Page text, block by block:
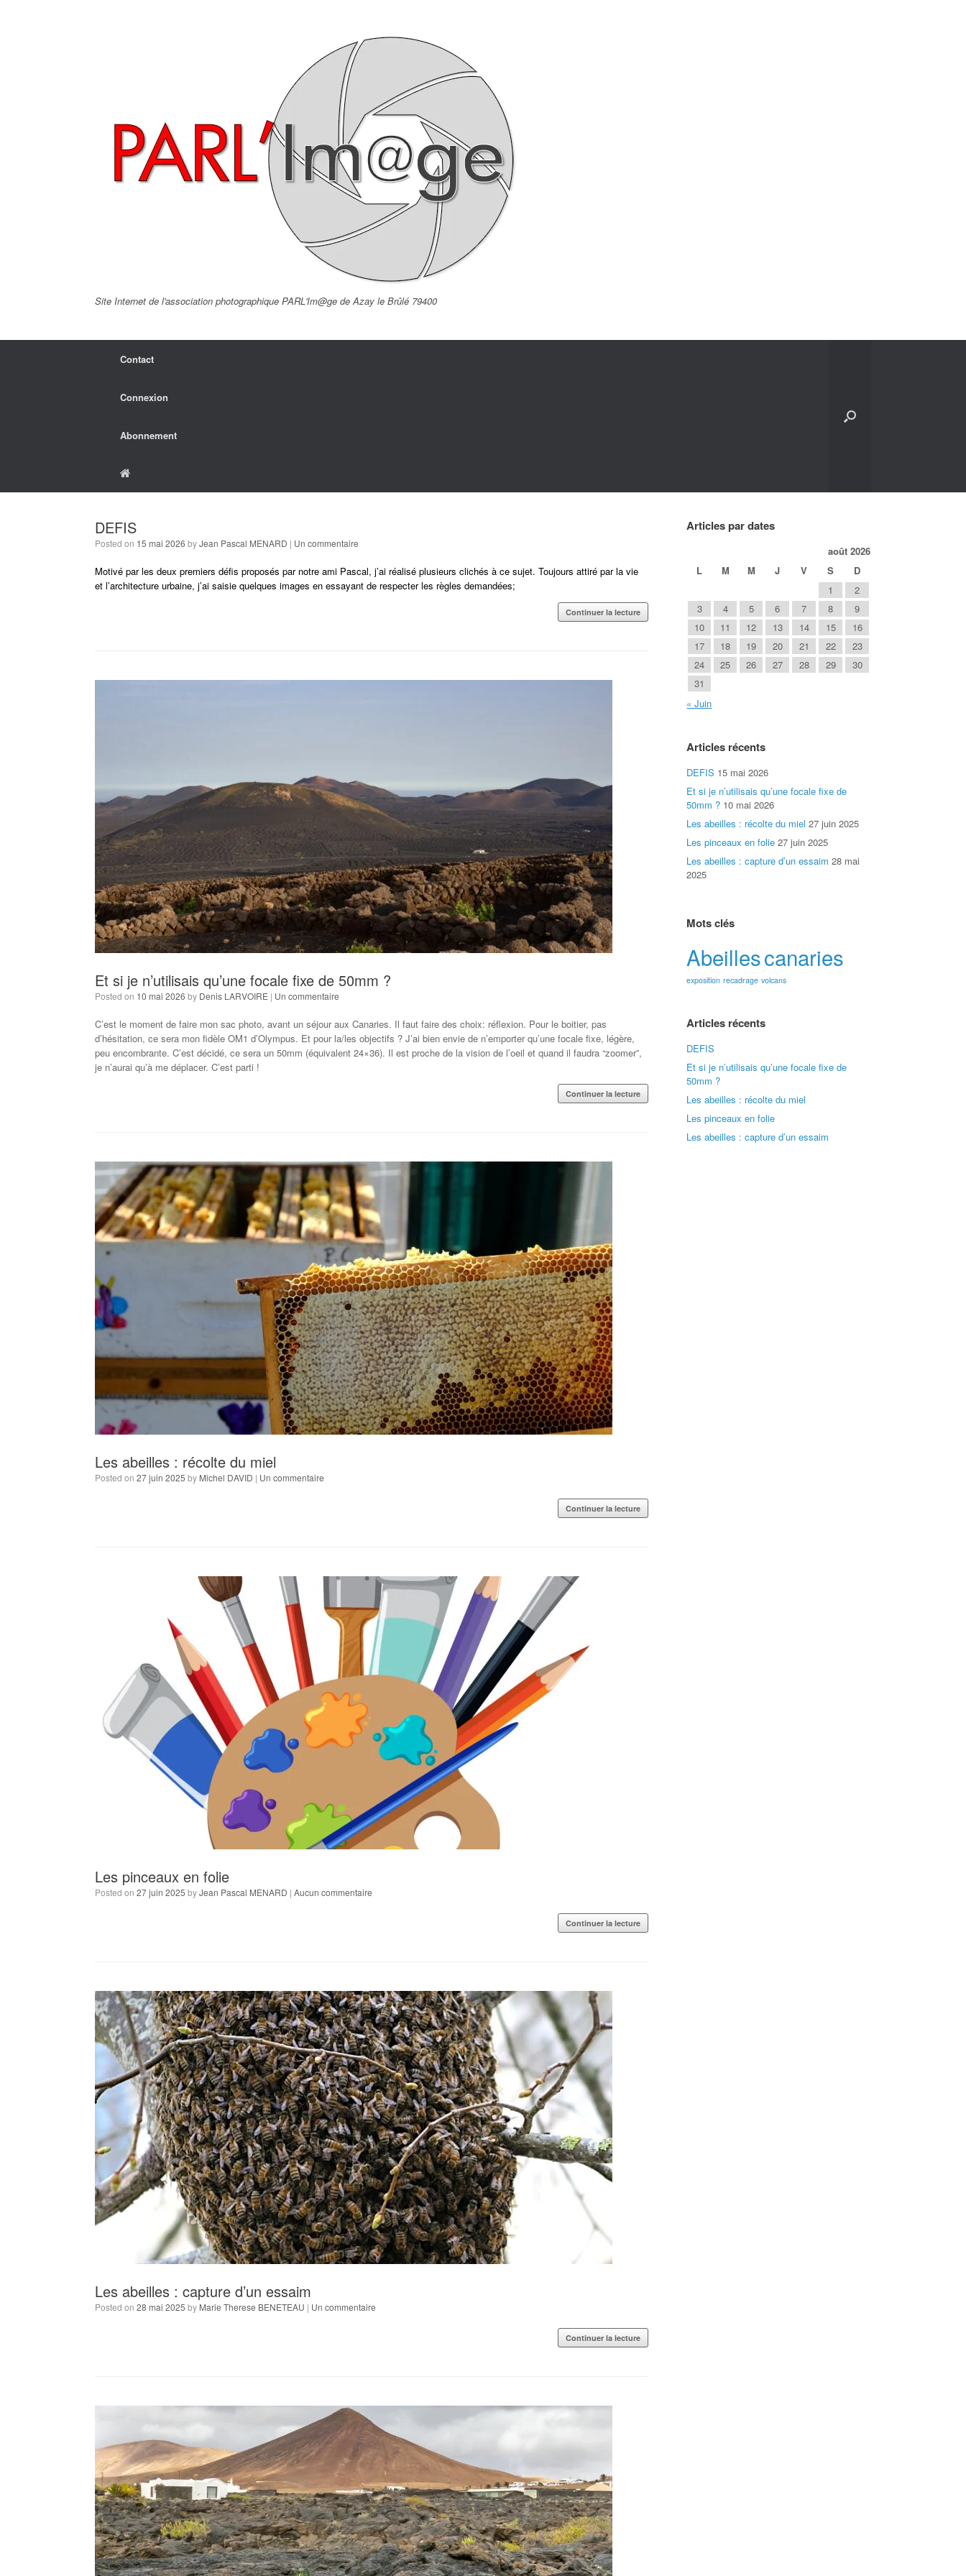
Site Internet de l'association photographique PARL'Im@ge de Azay le Brûlé 79400
Contact
Connexion
Abonnement
DEFIS
Posted on 15 mai 2026 byJean Pascal MENARD | Un commentaire
Motivé par les deux premiers défis proposés par notre ami Pascal, j’ai réalisé plusieurs clichés à ce sujet. Toujours attiré par la vie
et l’architecture urbaine, j’ai saisie quelques images en essayant de respecter les règles demandées;
Continuer la lecture
Et si je n’utilisais qu’une focale fixe de 50mm ?
Posted on 10 mai 2026 by Denis LARVOIRE | Un commentaire
C’est le moment de faire mon sac photo, avant un séjour aux Canaries. Il faut faire des choix: réflexion. Pour le boitier, pas
d’hésitation, ce sera mon fidèle OM1 d’Olympus. Et pour la/les objectifs ? J’ai bien envie de n’emporter qu’une focale fixe, légère,
peu encombrante. C’est décidé, ce sera un 50mm (équivalent 24×36). Il est proche de la vision de l’oeil et quand il faudra “zoomer”,
je n’aurai qu’à me déplacer. C’est parti !
Continuer la lecture
Les abeilles : récolte du miel
Posted on 27 juin 2025 by Michel DAVID | Un commentaire
Continuer la lecture
Les pinceaux en folie
Posted on 27 juin 2025 byJean Pascal MENARD | Aucun commentaire
Continuer la lecture
Les abeilles : capture d’un essaim
Posted on 28 mai 2025 by Marie Therese BENETEAU | Un commentaire
Continuer la lecture
Articles par dates
août 2026
L
M M J V S
D
1
2
3
4 5 6 7 8
9
10
11 12 13 14 15
16
17
18 19 20 21 22
23
24
25 26 27 28 29
30
31
« Juin
Articles récents
DEFIS 15 mai 2026
Et si je n’utilisais qu’une focale fixe de
50mm ? 10 mai 2026
Les abeilles : récolte du miel 27 juin 2025
Les pinceaux en folie 27 juin 2025
Les abeilles : capture d’un essaim 28 mai
2025
Mots clés
Abeillescanaries
exposition recadrage volcans
Articles récents
DEFIS
Et si je n’utilisais qu’une focale fixe de
50mm ?
Les abeilles : récolte du miel
Les pinceaux en folie
Les abeilles : capture d’un essaim